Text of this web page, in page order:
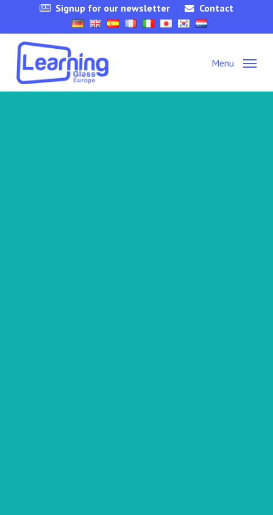
main
content
Signup for our newsletter Contact
Menu